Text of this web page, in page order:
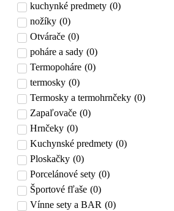
kuchynké predmety (0)
nožíky (0)
Otvárače (0)
poháre a sady (0)
Termopoháre (0)
termosky (0)
Termosky a termohrnčeky (0)
Zapaľovače (0)
Hrnčeky (0)
Kuchynské predmety (0)
Ploskačky (0)
Porcelánové sety (0)
Športové fľaše (0)
Vínne sety a BAR (0)